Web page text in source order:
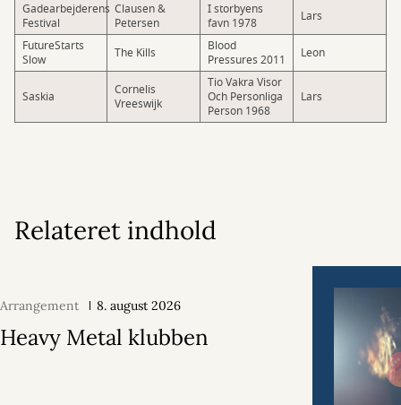
Gadearbejderens
Festival
Clausen &
Petersen
I storbyens
favn 1978
Lars
FutureStarts
Slow
The Kills
Blood
Pressures 2011
Leon
Saskia
Cornelis
Vreeswijk
Tio Vakra Visor
Och Personliga
Person 1968
Lars
Relateret indhold
Arrangement 8. august 2026
Heavy Metal klubben